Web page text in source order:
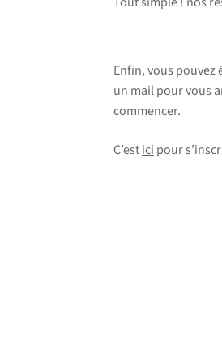
Enfin, vous pouvez
un mail pour vous
commencer.
C’estici pour